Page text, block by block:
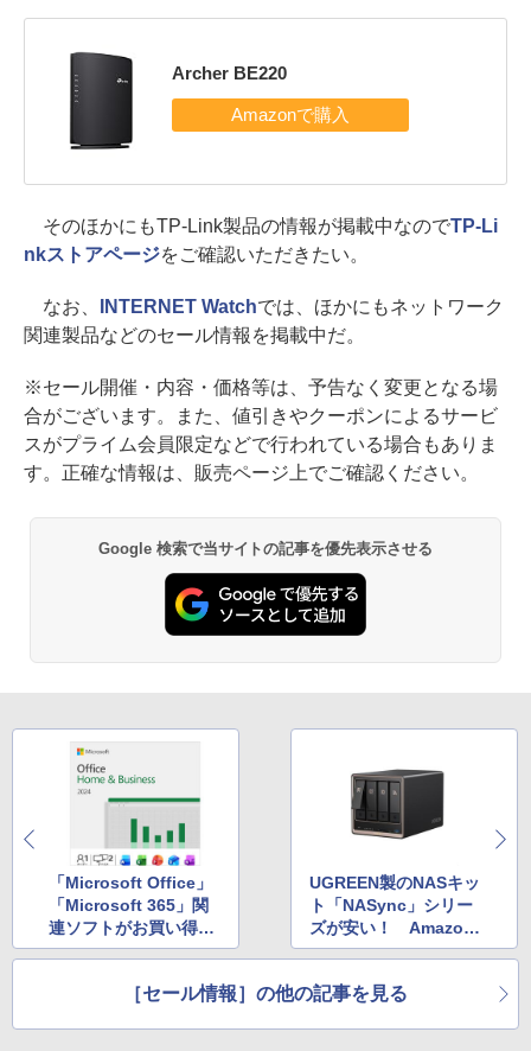
Archer BE220
そのほかにもTP-Link製品の情報が掲載中なのでTP-Li
nkストアページをご確認いただきたい。
なお、 INTERNET Watchでは、ほかにもネットワーク
関連製品などのセール情報を掲載中だ。
※セール開催・内容・価格等は、予告なく変更となる場
合がございます。また、値引きやクーポンによるサービ
スがプライム会員限定などで行われている場合もありま
す。正確な情報は、販売ページ上でご確認ください。
Google 検索で当サイトの記事を優先表示させる
「Microsoft Office」
「Microsoft 365」関
連ソフトがお買い得！
Amazonプライムデ
UGREEN製のNASキッ
ト「NASync」シリー
ズが安い！ Amazon
プライムデー
［セール情報］の他の記事を見る